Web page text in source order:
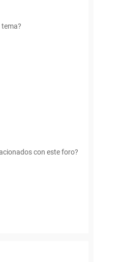
con este foro?